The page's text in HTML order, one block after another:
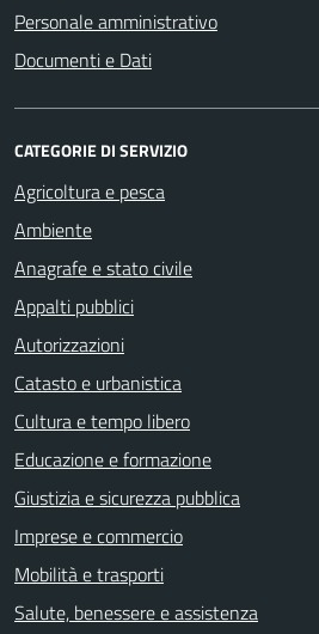
Personale amministrativo
Documenti e Dati
CATEGORIE DI SERVIZIO
Agricoltura e pesca
Ambiente
Anagrafe e stato civile
Appalti pubblici
Autorizzazioni
Catasto e urbanistica
Cultura e tempo libero
Educazione e formazione
Giustizia e sicurezza pubblica
Imprese e commercio
Mobilità e trasporti
Salute, benessere e assistenza